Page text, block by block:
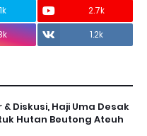
2.7k
1.2k
& Diskusi, Haji Uma Desak
Hutan Beutong Ateuh